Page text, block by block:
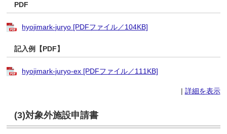
PDF
hyojimark-juryo [PDFファイル／104KB]
記入例【PDF】
hyojimark-juryo-ex [PDFファイル／111KB]
| 詳細を表示
(3)対象外施設申請書